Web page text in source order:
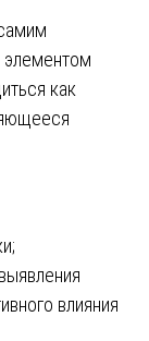
элементом
как
влияния